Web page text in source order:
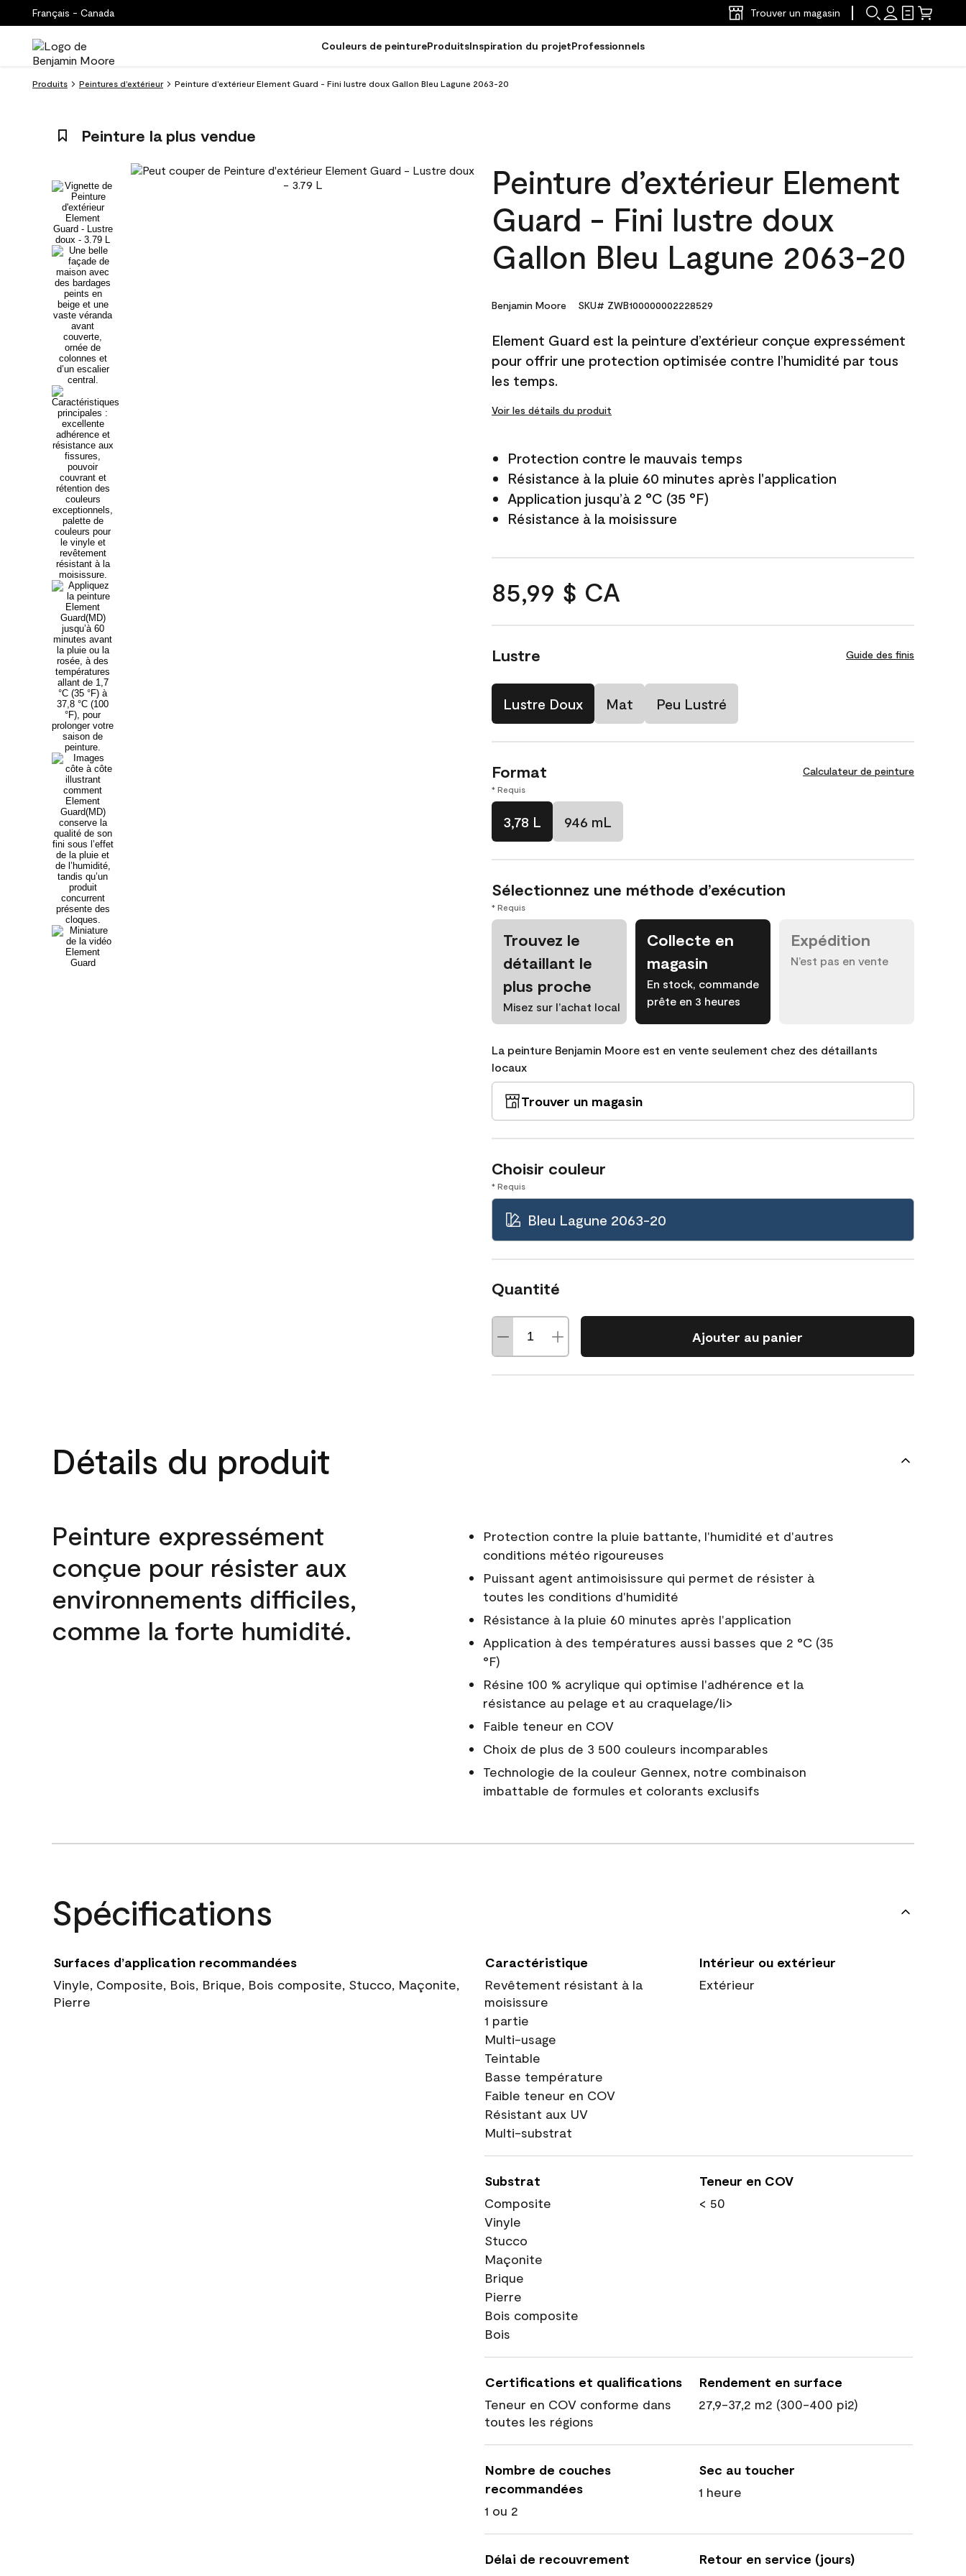
Français - Canada Trouver un magasin
Couleurs de peintureProduitsInspiration du projetProfessionnels
Produits Peintures d’extérieur Peinture d’extérieur Element Guard - Fini lustre doux Gallon Bleu Lagune 2063-20
Peinture la plus vendue
Peinture d’extérieur Element
Guard - Fini lustre doux
Gallon Bleu Lagune 2063-20
Benjamin Moore SKU# ZWB100000002228529
Element Guard est la peinture d’extérieur conçue expressément
pour offrir une protection optimisée contre l’humidité par tous
les temps.
Voir les détails du produit
Protection contre le mauvais temps
Résistance à la pluie 60 minutes après l'application
Application jusqu’à 2 °C (35 °F)
Résistance à la moisissure
85,99 $ CA
Lustre Guide des finis
Lustre Doux Mat Peu Lustré
Format Calculateur de peinture
* Requis
3,78 L 946 mL
Sélectionnez une méthode d’exécution
* Requis
Trouvez le
détaillant le
plus proche
Misez sur l’achat local
Collecte en
magasin
En stock, commande
prête en 3 heures
Expédition
N’est pas en vente
La peinture Benjamin Moore est en vente seulement chez des détaillants
locaux
Trouver un magasin
Choisir couleur
* Requis
Bleu Lagune 2063-20
Quantité
Ajouter au panier
Détails du produit
Peinture expressément
conçue pour résister aux
environnements difficiles,
comme la forte humidité.
Protection contre la pluie battante, l'humidité et d'autres
conditions météo rigoureuses
Puissant agent antimoisissure qui permet de résister à
toutes les conditions d'humidité
Résistance à la pluie 60 minutes après l'application
Application à des températures aussi basses que 2 °C (35
°F)
Résine 100 % acrylique qui optimise l'adhérence et la
résistance au pelage et au craquelage/li>
Faible teneur en COV
Choix de plus de 3 500 couleurs incomparables
Technologie de la couleur Gennex, notre combinaison
imbattable de formules et colorants exclusifs
Spécifications
Surfaces d’application recommandées
Vinyle, Composite, Bois, Brique, Bois composite, Stucco, Maçonite,
Pierre
Caractéristique
Revêtement résistant à la
moisissure
1 partie
Multi-usage
Teintable
Basse température
Faible teneur en COV
Résistant aux UV
Multi-substrat
Intérieur ou extérieur
Extérieur
Substrat
Composite
Vinyle
Stucco
Maçonite
Brique
Pierre
Bois composite
Bois
Teneur en COV
< 50
Certifications et qualifications
Teneur en COV conforme dans
toutes les régions
Rendement en surface
27,9-37,2 m2 (300-400 pi2)
Nombre de couches
recommandées
1 ou 2
Sec au toucher
1 heure
Délai de recouvrement
Retour en service (jours)